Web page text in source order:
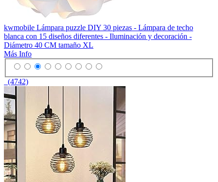
kwmobile Lámpara puzzle DIY 30 piezas - Lámpara de techo
blanca con 15 diseños diferentes - Iluminación y decoración -
Diámetro 40 CM tamaño XL
Más Info
(4742)